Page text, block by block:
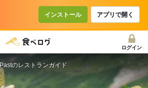
インストール アプリで開く
ログイン
Pastのレストランガイド